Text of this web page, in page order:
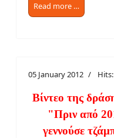
Read more …
05 January 2012
Βίντεο της
"Πριν από
γεννούσε